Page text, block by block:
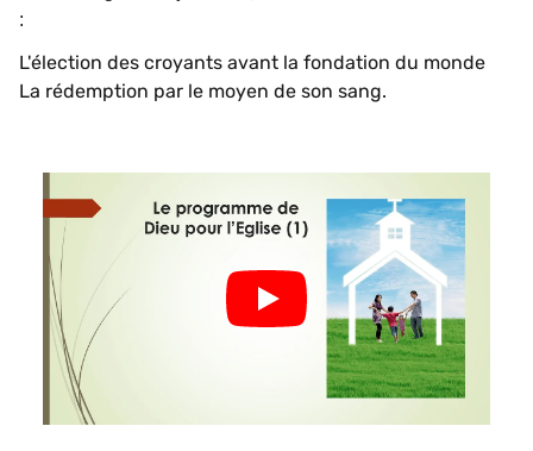
:
L'élection des croyants avant la fondation du monde
La rédemption par le moyen de son sang.